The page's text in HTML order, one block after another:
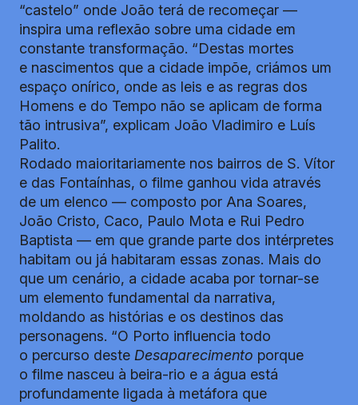
“castelo” onde João terá de recomeçar —
inspira uma reflexão sobre uma cidade em
constante transformação. “Destas mortes
e nascimentos que a cidade impõe, criámos um
espaço onírico, onde as leis e as regras dos
Homens e do Tempo não se aplicam de forma
tão intrusiva”, explicam João Vladimiro e Luís
Palito.
Rodado maioritariamente nos bairros de S. Vítor
e das Fontaínhas, o filme ganhou vida através
de um elenco — composto por Ana Soares,
João Cristo, Caco, Paulo Mota e Rui Pedro
Baptista — em que grande parte dos intérpretes
habitam ou já habitaram essas zonas. Mais do
que um cenário, a cidade acaba por tornar-se
um elemento fundamental da narrativa,
moldando as histórias e os destinos das
personagens. “O Porto influencia todo
o percurso deste Desaparecimento porque
o filme nasceu à beira-rio e a água está
profundamente ligada à metáfora que